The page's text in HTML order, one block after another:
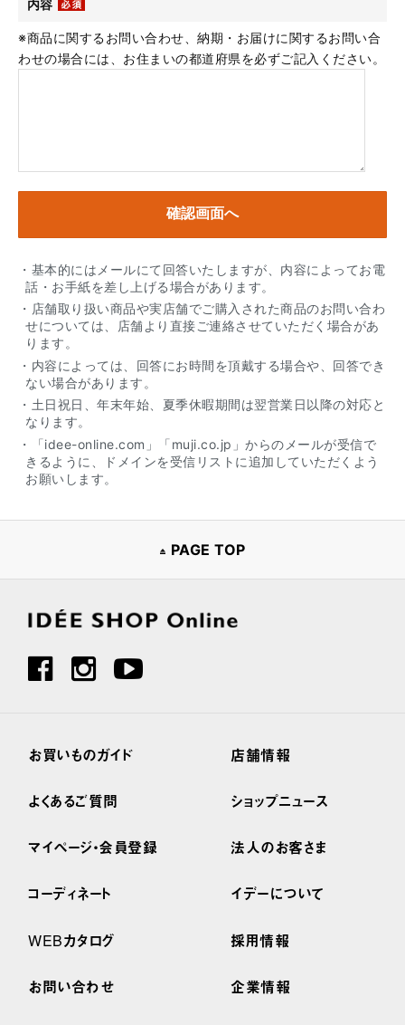
内容
※商品に関するお問い合わせ、納期・お届けに関するお問い合
わせの場合には、お住まいの都道府県を必ずご記入ください。
・基本的にはメールにて回答いたしますが、内容によってお電
話・お手紙を差し上げる場合があります。
・店舗取り扱い商品や実店舗でご購入された商品のお問い合わ
せについては、店舗より直接ご連絡させていただく場合があ
ります。
・内容によっては、回答にお時間を頂戴する場合や、回答でき
ない場合があります。
・土日祝日、年末年始、夏季休暇期間は翌営業日以降の対応と
なります。
・「idee-online.com」「muji.co.jp」からのメールが受信で
きるように、ドメインを受信リストに追加していただくよう
お願いします。
PAGE TOP
お買いものガイド
よくあるご質問
マイページ・会員登録
コーディネート
WEBカタログ
お問い合わせ
店舗情報
ショップニュース
法人のお客さま
イデーについて
採用情報
企業情報